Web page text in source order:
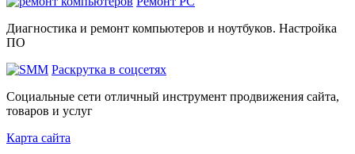
Диагностика и ремонт компьютеров и ноутбуков. Настройка
ПО
Раскрутка в соцсетях
Социальные сети отличный инструмент продвижения сайта,
товаров и услуг
Карта сайта